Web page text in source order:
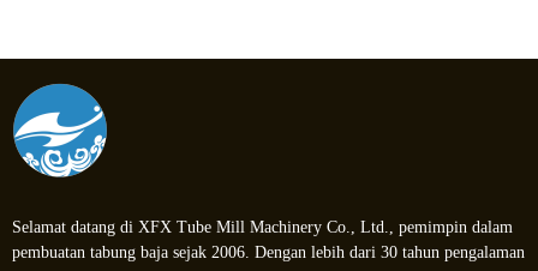
Selamat datang di XFX Tube Mill Machinery Co., Ltd., pemimpin dalam
pembuatan tabung baja sejak 2006. Dengan lebih dari 30 tahun pengalaman